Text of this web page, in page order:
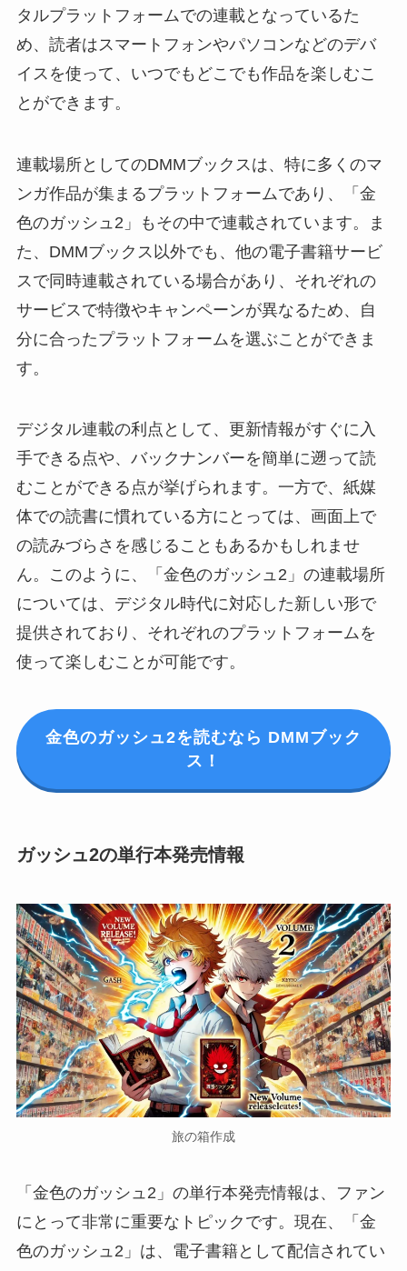
タルプラットフォームでの連載となっているた
め、読者はスマートフォンやパソコンなどのデバ
イスを使って、いつでもどこでも作品を楽しむこ
とができます。
連載場所としてのDMMブックスは、特に多くのマ
ンガ作品が集まるプラットフォームであり、「金
色のガッシュ2」もその中で連載されています。ま
た、DMMブックス以外でも、他の電子書籍サービ
スで同時連載されている場合があり、それぞれの
サービスで特徴やキャンペーンが異なるため、自
分に合ったプラットフォームを選ぶことができま
す。
デジタル連載の利点として、更新情報がすぐに入
手できる点や、バックナンバーを簡単に遡って読
むことができる点が挙げられます。一方で、紙媒
体での読書に慣れている方にとっては、画面上で
の読みづらさを感じることもあるかもしれませ
ん。このように、「金色のガッシュ2」の連載場所
については、デジタル時代に対応した新しい形で
提供されており、それぞれのプラットフォームを
使って楽しむことが可能です。
金色のガッシュ2を読むなら DMMブック
ス！
ガッシュ2の単行本発売情報
旅の箱作成
「金色のガッシュ2」の単行本発売情報は、ファン
にとって非常に重要なトピックです。現在、「金
色のガッシュ2」は、電子書籍として配信されてい